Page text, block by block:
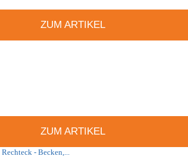
ZUM ARTIKEL
ZUM ARTIKEL